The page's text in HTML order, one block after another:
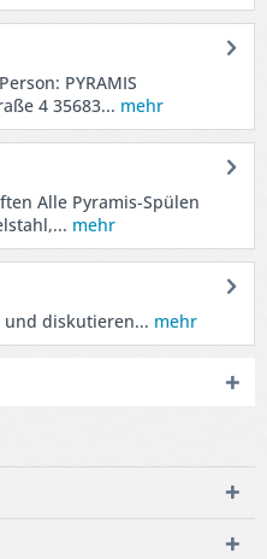
PYRAMIS
4 35683... mehr
Alle Pyramis-Spülen
mehr
und diskutieren... mehr